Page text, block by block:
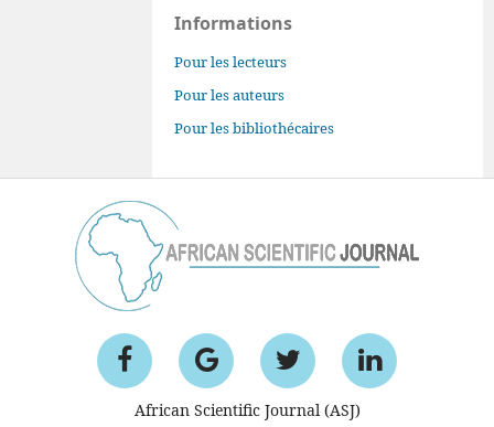
Informations
Pour les lecteurs
Pour les auteurs
Pour les bibliothécaires
African Scientific Journal (ASJ)